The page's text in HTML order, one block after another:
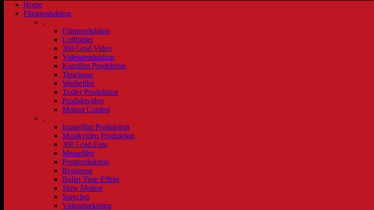
Home
Filmproduktion
.
Filmproduktion
Luftbilder
360 Grad Video
Videoproduktion
Kurzfilm Produktion
Timelapse
Werbefilm
Trailer Produktion
Produktvideo
Motion Control
.
Imagefilm Produktion
Musikvideo Produktion
360 Grad Foto
Messefilm
Postproduktion
Regisseur
Bullet Time Effekt
Slow Motion
Sprecher
Videomarketing